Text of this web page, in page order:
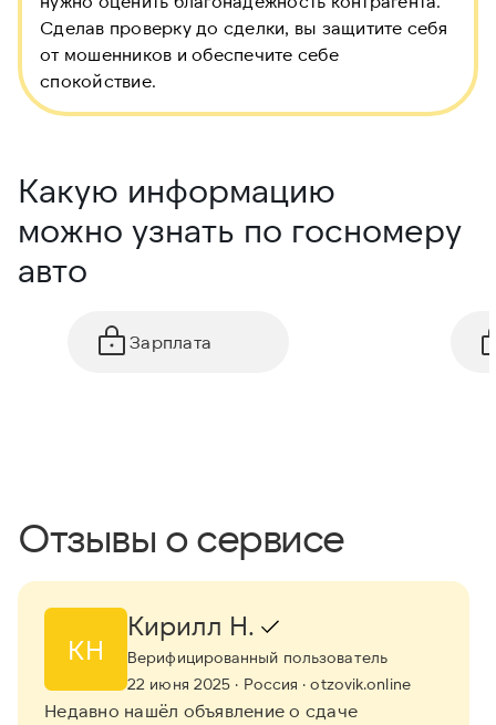
Сделав проверку до сделки, вы защитите себя
от мошенников и обеспечите себе
спокойствие.
Какую информацию
можно узнать по госномеру
авто
Зарплата
Отзывы о сервисе
КН
Кирилл Н.
Верифицированный пользователь
22 июня 2025 · Россия · otzovik.online
Недавно нашёл объявление о сдаче